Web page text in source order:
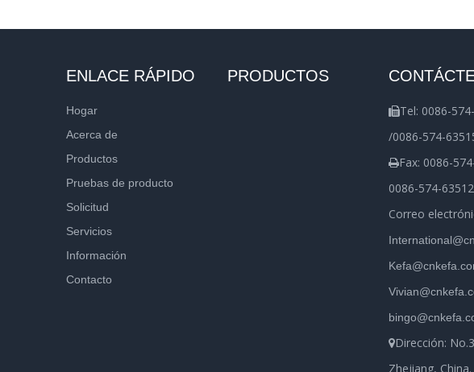
ENLACE RÁPIDO
Hogar
Acerca de
Productos
Pruebas de producto
Solicitud
Servicios
Información
Contacto
PRODUCTOS
Tel: 0086-
/0086-574-
Fax: 0086-
0086-574-
Correo
Dirección:
Zhejiang, China.